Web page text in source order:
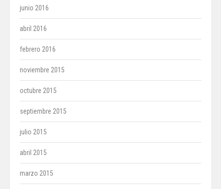
junio 2016
abril 2016
febrero 2016
noviembre 2015
octubre 2015
septiembre 2015
julio 2015
abril 2015
marzo 2015